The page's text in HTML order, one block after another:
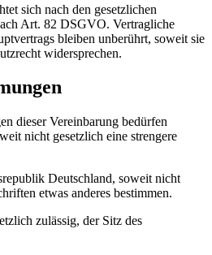
sich nach den gesetzlichen
Art. 82 DSGVO. Vertragliche
bleiben unberührt, soweit sie
widersprechen.
dieser Vereinbarung bedürfen
nicht gesetzlich eine strengere
Deutschland, soweit nicht
etwas anderes bestimmen.
zulässig, der Sitz des